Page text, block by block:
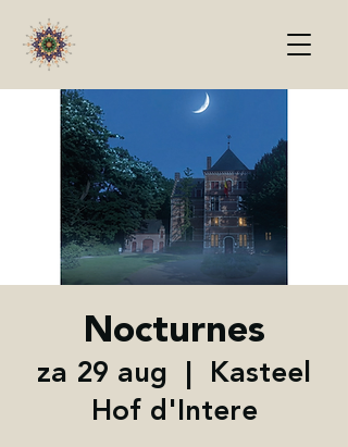
Nocturnes
za 29 aug
  |
Kasteel
Hof d'Intere